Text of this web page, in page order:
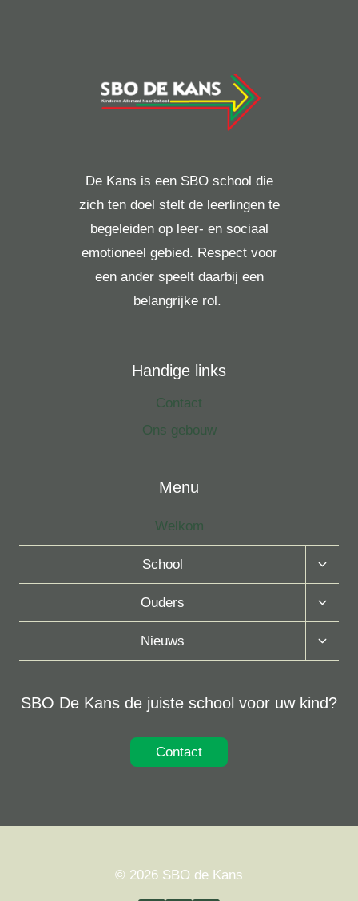
De Kans is een SBO school die
zich ten doel stelt de leerlingen te
begeleiden op leer- en sociaal
emotioneel gebied. Respect voor
een ander speelt daarbij een
belangrijke rol.
Handige links
Contact
Ons gebouw
Menu
Welkom
School
Toggle
Ouders
Toggle
Nieuws
Toggle
SBO De Kans de juiste school voor uw kind?
Contact
© 2026 SBO de Kans